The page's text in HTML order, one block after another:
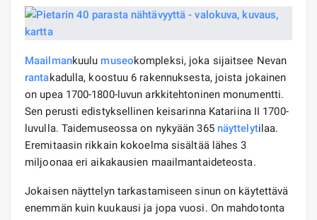
Maailmankuulu museokompleksi, joka sijaitsee Nevan
rantakadulla, koostuu 6 rakennuksesta, joista jokainen
on upea 1700-1800-luvun arkkitehtoninen monumentti.
Sen perusti edistyksellinen keisarinna Katariina II 1700-
luvulla. Taidemuseossa on nykyään 365 näyttelytilaa.
Eremitaasin rikkain kokoelma sisältää lähes 3
miljoonaa eri aikakausien maailmantaideteosta.
Jokaisen näyttelyn tarkastamiseen sinun on käytettävä
enemmän kuin kuukausi ja jopa vuosi. On mahdotonta